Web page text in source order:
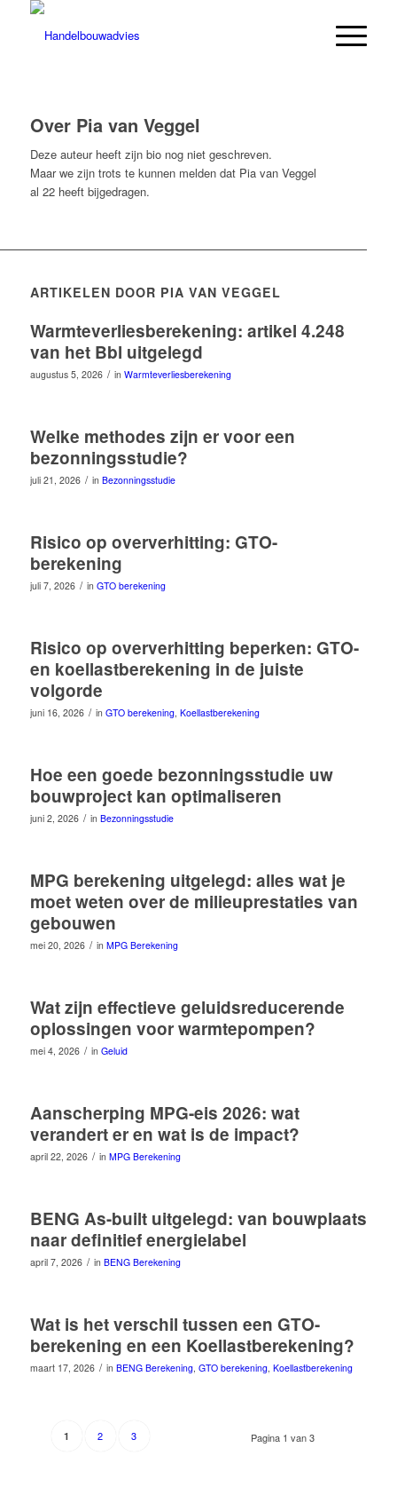
Over Pia van Veggel
Deze auteur heeft zijn bio nog niet geschreven.
Maar we zijn trots te kunnen melden dat Pia van Veggel
al 22 heeft bijgedragen.
ARTIKELEN DOOR PIA VAN VEGGEL
Warmteverliesberekening: artikel 4.248
van het Bbl uitgelegd
augustus 5, 2026 / in Warmteverliesberekening
Welke methodes zijn er voor een
bezonningsstudie?
juli 21, 2026 / in Bezonningsstudie
Risico op oververhitting: GTO-
berekening
juli 7, 2026 / in GTO berekening
Risico op oververhitting beperken: GTO-
en koellastberekening in de juiste
volgorde
juni 16, 2026 / in GTO berekening, Koellastberekening
Hoe een goede bezonningsstudie uw
bouwproject kan optimaliseren
juni 2, 2026 / in Bezonningsstudie
MPG berekening uitgelegd: alles wat je
moet weten over de milieuprestaties van
gebouwen
mei 20, 2026 / in MPG Berekening
Wat zijn effectieve geluidsreducerende
oplossingen voor warmtepompen?
mei 4, 2026 / in Geluid
Aanscherping MPG-eis 2026: wat
verandert er en wat is de impact?
april 22, 2026 / in MPG Berekening
BENG As-built uitgelegd: van bouwplaats
naar definitief energielabel
april 7, 2026 / in BENG Berekening
Wat is het verschil tussen een GTO-
berekening en een Koellastberekening?
maart 17, 2026 / in BENG Berekening, GTO berekening, Koellastberekening
Pagina 1 van 3
1 2 3